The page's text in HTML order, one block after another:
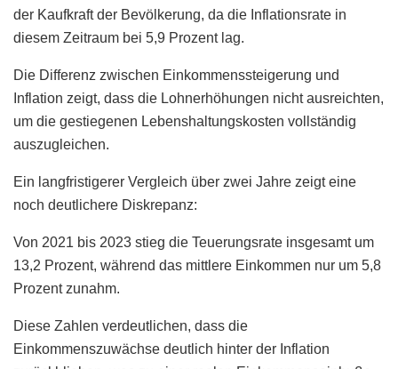
der Kaufkraft der Bevölkerung, da die Inflationsrate in
diesem Zeitraum bei 5,9 Prozent lag.
Die Differenz zwischen Einkommenssteigerung und
Inflation zeigt, dass die Lohnerhöhungen nicht ausreichten,
um die gestiegenen Lebenshaltungskosten vollständig
auszugleichen.
Ein langfristigerer Vergleich über zwei Jahre zeigt eine
noch deutlichere Diskrepanz:
Von 2021 bis 2023 stieg die Teuerungsrate insgesamt um
13,2 Prozent, während das mittlere Einkommen nur um 5,8
Prozent zunahm.
Diese Zahlen verdeutlichen, dass die
Einkommenszuwächse deutlich hinter der Inflation